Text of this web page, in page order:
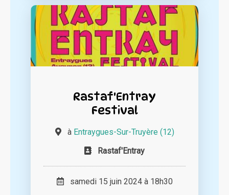
Rastaf'Entray
Festival
à Entraygues-Sur-Truyère (12)
Rastaf'Entray
samedi 15 juin 2024 à 18h30